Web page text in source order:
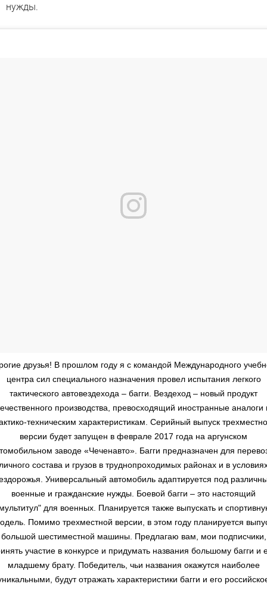
нужды.
друзья! В прошлом году я с командой Международного
центра сил специального назначения провел испытания легкого
тактического автовездехода – багги. Вездеход – новый продукт
производства, превосходящий иностранные аналоги
техническим характеристикам. Серийный выпуск
версии будет запущен в феврале 2017 года на аргунском
заводе «Чеченавто». Багги предназначен для
состава и грузов в труднопроходимых районах и в
Универсальный автомобиль адаптируется под
военные и гражданские нужды. Боевой багги – это настоящий
для военных. Планируется также выпускать и
Помимо трехместной версии, в этом году планируется
большой шестиместной машины. Предлагаю вам, мои подписчики,
участие в конкурсе и придумать названия большому багги и
младшему брату. Победитель, чьи названия окажутся наиболее
будут отражать характеристики багги и его